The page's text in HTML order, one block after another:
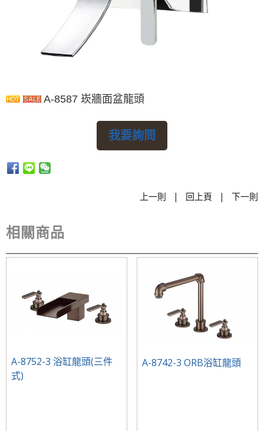
A-8587 崁牆面盆龍頭
我要詢問
上一則 | 回上頁 | 下一則
相關商品
A-8752-3 浴缸龍頭(三件
式)
A-8742-3 ORB浴缸龍頭